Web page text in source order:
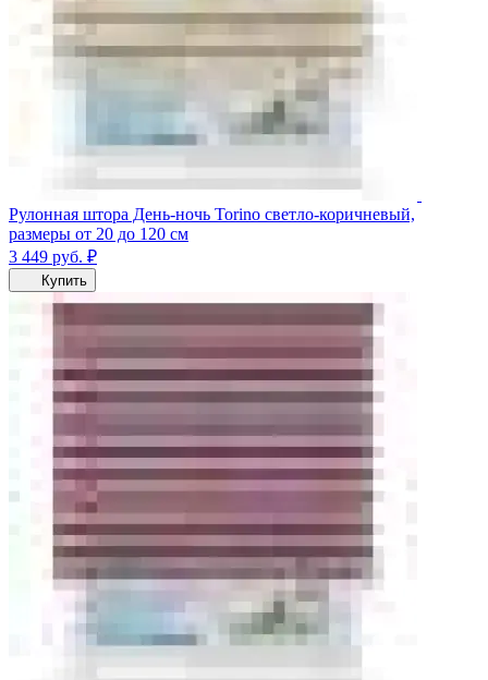
Рулонная штора День-ночь Torino светло-коричневый,
размеры от 20 до 120 см
3 449 руб. ₽
Купить